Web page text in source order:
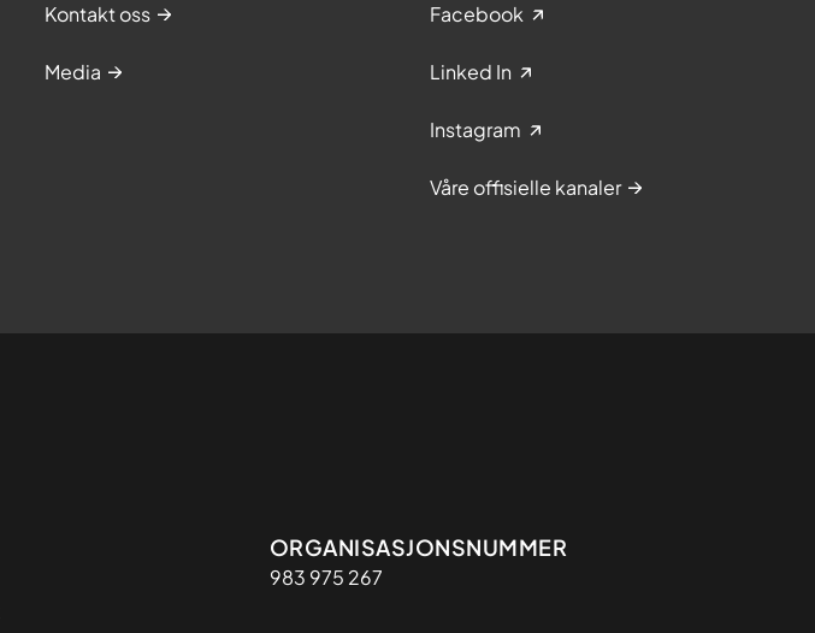
Kontakt oss
Media
Facebook
Linked In
Instagram
Våre offisielle kanaler
Organisasjon
ORGANISASJONSNUMMER
983 975 267